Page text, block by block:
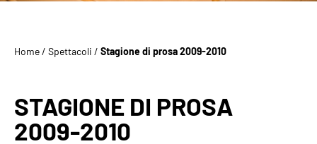
Home/ Spettacoli / Stagione di prosa 2009-2010
STAGIONE DI PROSA
2009-2010